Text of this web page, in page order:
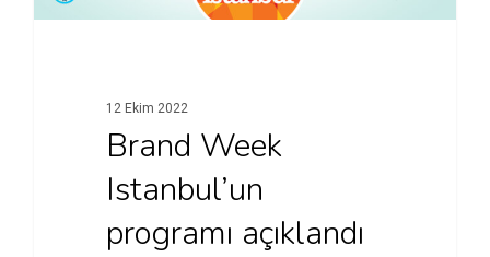
12 Ekim 2022
Brand Week
Istanbul’un
programı açıklandı